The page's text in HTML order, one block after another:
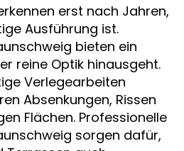
erst nach Jahren,
Ausführung ist.
bieten ein
reine Optik hinausgeht.
Verlegearbeiten
Absenkungen, Rissen
Flächen. Professionelle
sorgen dafür,